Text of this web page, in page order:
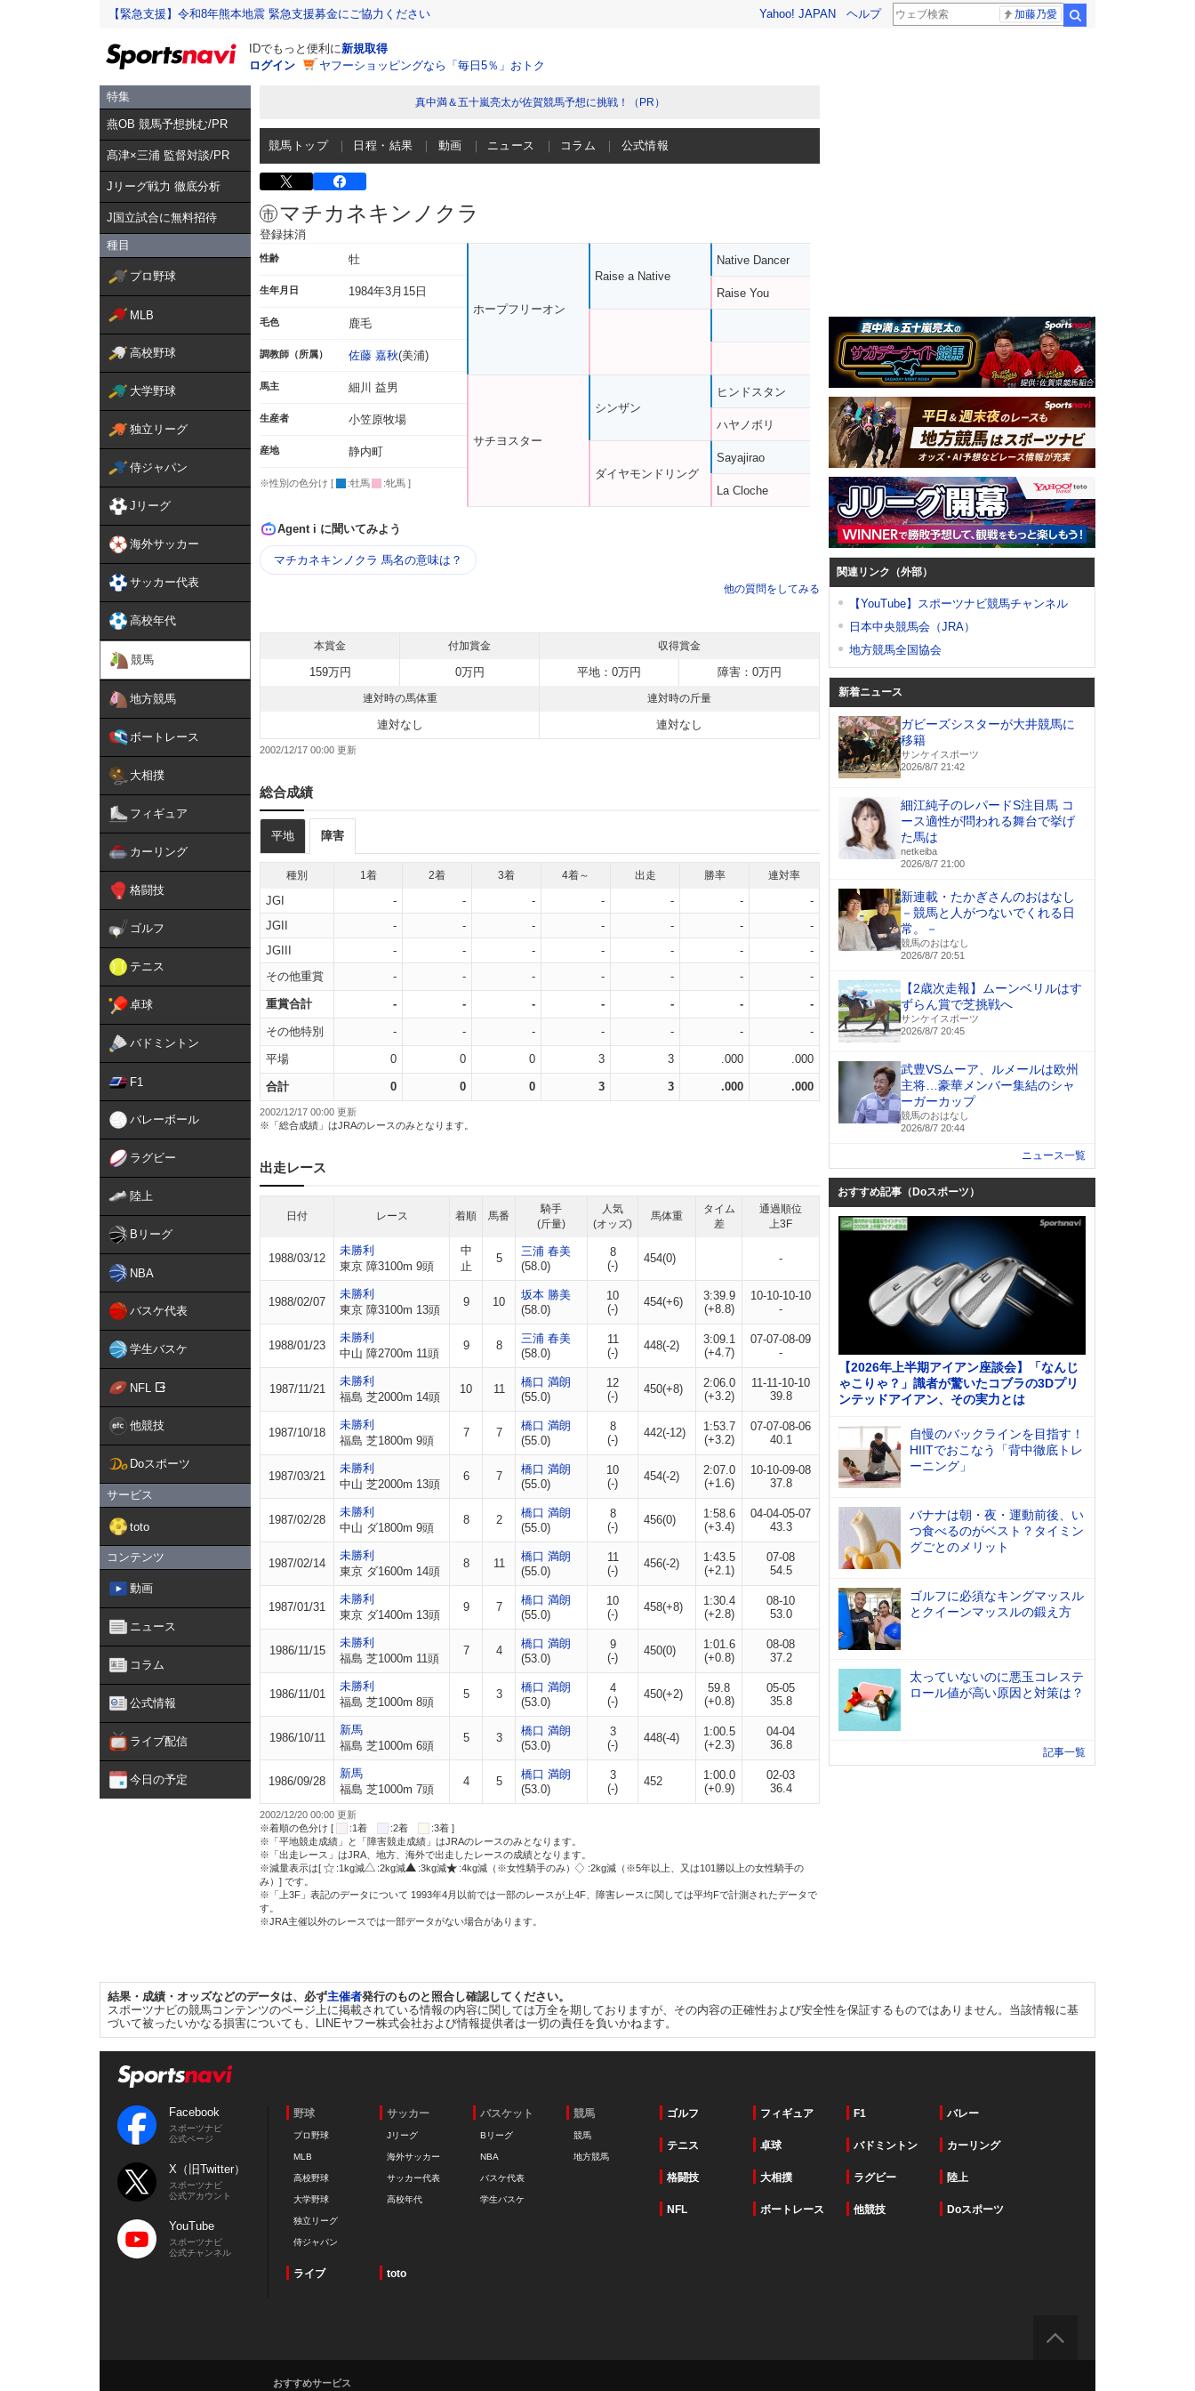
【緊急支援】令和8年熊本地震 緊急支援募金にご協力ください Yahoo! JAPAN ヘルプ 加藤乃愛
IDでもっと便利に新規取得
ログイン
ヤフーショッピングなら「毎日5％」おトク
特集
燕OB 競馬予想挑む/PR
髙津×三浦 監督対談/PR
Jリーグ戦力 徹底分析
J国立試合に無料招待
種目
プロ野球
MLB
高校野球
大学野球
独立リーグ
侍ジャパン
Jリーグ
海外サッカー
サッカー代表
高校年代
競馬
地方競馬
ボートレース
大相撲
フィギュア
カーリング
格闘技
ゴルフ
テニス
卓球
バドミントン
F1
バレーボール
ラグビー
陸上
Bリーグ
NBA
バスケ代表
学生バスケ
NFL
他競技
Doスポーツ
サービス
toto
コンテンツ
動画
ニュース
コラム
公式情報
ライブ配信
今日の予定
真中満＆五十嵐亮太が佐賀競馬予想に挑戦！（PR）
競馬トップ 日程・結果 動画 ニュース コラム 公式情報
マチカネキンノクラ
登録抹消
性齢 牡
生年月日 1984年3月15日
毛色 鹿毛
調教師（所属） 佐藤 嘉秋(美浦)
馬主 細川 益男
生産者 小笠原牧場
産地 静内町
※性別の色分け [ :牡馬 :牝馬 ]
ホープフリーオン
サチヨスター
Raise a Native
シンザン
ダイヤモンドリング
Native Dancer
Raise You
ヒンドスタン
ハヤノボリ
Sayajirao
La Cloche
Agent i に聞いてみよう
マチカネキンノクラ 馬名の意味は？
他の質問をしてみる
本賞金 付加賞金 収得賞金
159万円 0万円 平地：0万円 障害：0万円
連対時の馬体重 連対時の斤量
連対なし 連対なし
2002/12/17 00:00
総合成績
平地 障害
種別 1着 2着 3着 4着～ 出走 勝率 連対率
JGI - - - - - -
-
JGII
- - - - - -
-
JGIII
- - - - - -
-
その他重賞
- - - - - - -
重賞合計 - - - - - - -
その他特別 - - - - - - -
平場 0 0 0 3 3 .000 .000
合計 0 0 0 3 3 .000 .000
2002/12/17 00:00 更新
※「総合成績」はJRAのレースのみとなります。
出走レース
日付 レース 着順 馬番
騎手
(斤量)
人気
(オッズ)
馬体重
タイム
差
通過順位
上3F
1988/03/12
未勝利
東京 障3100m 9頭
中
止
5
三浦 春美
(58.0)
8
(-)
454(0) -
1988/02/07
未勝利
東京 障3100m 13頭
9 10
坂本 勝美
(58.0)
10
(-)
454(+6)
3:39.9
(+8.8)
10-10-10-10
-
1988/01/23
未勝利
中山 障2700m 11頭
9 8
三浦 春美
(58.0)
11
(-)
448(-2)
3:09.1
(+4.7)
07-07-08-09
-
1987/11/21
未勝利
福島 芝2000m 14頭
10 11
橋口 満朗
(55.0)
12
(-)
450(+8)
2:06.0
(+3.2)
11-11-10-10
39.8
1987/10/18
未勝利
福島 芝1800m 9頭
7 7
橋口 満朗
(55.0)
8
(-)
442(-12)
1:53.7
(+3.2)
07-07-08-06
40.1
1987/03/21
未勝利
中山 芝2000m 13頭
6 7
橋口 満朗
(55.0)
10
(-)
454(-2)
2:07.0
(+1.6)
10-10-09-08
37.8
1987/02/28
未勝利
中山 ダ1800m 9頭
8 2
橋口 満朗
(55.0)
8
(-)
456(0)
1:58.6
(+3.4)
04-04-05-07
43.3
1987/02/14
未勝利
東京 ダ1600m 14頭
8 11
橋口 満朗
(55.0)
11
(-)
456(-2)
1:43.5
(+2.1)
07-08
54.5
1987/01/31
未勝利
東京 ダ1400m 13頭
9 7
橋口 満朗
(55.0)
10
(-)
458(+8)
1:30.4
(+2.8)
08-10
53.0
1986/11/15
未勝利
福島 芝1000m 11頭
7 4
橋口 満朗
(53.0)
9
(-)
450(0)
1:01.6
(+0.8)
08-08
37.2
1986/11/01
未勝利
福島 芝1000m 8頭
5 3
橋口 満朗
(53.0)
4
(-)
450(+2)
59.8
(+0.8)
05-05
35.8
1986/10/11
新馬
福島 芝1000m 6頭
5 3
橋口 満朗
(53.0)
3
(-)
448(-4)
1:00.5
(+2.3)
04-04
36.8
1986/09/28
新馬
福島 芝1000m 7頭
4 5
橋口 満朗
(53.0)
3
(-)
452
1:00.0
(+0.9)
02-03
36.4
2002/12/20 00:00 更新
※着順の色分け [
:1着 :2着
:3着 ]
※「平地競走成績」と「障害競走成績」はJRAのレースのみとなります。
※「出走レース」はJRA、地方、海外で出走したレースの成績となります。
※減量表示は[
:1kg減 :2kg減 :3kg減 :4kg減（※女性騎手のみ）
:2kg減（※5年以上、又は101勝以上の女性騎手の
み）] です。
※「上3F」表記のデータについて 1993年4月以前では一部のレースが上4F、障害レースに関しては平均Fで計測されたデータで
す。
※JRA主催以外のレースでは一部データがない場合があります。
関連リンク（外部）
【YouTube】スポーツナビ競馬チャンネル
日本中央競馬会（JRA）
地方競馬全国協会
新着ニュース
ガビーズシスターが大井競馬に
移籍
サンケイスポーツ
2026/8/7 21:42
細江純子のレパードS注目馬 コ
ース適性が問われる舞台で挙げ
た馬は
netkeiba
2026/8/7 21:00
新連載・たかぎさんのおはなし
－競馬と人がつないでくれる日
常。－
競馬のおはなし
2026/8/7 20:51
【2歳次走報】ムーンベリルはす
ずらん賞で芝挑戦へ
サンケイスポーツ
2026/8/7 20:45
武豊VSムーア、ルメールは欧州
主将…豪華メンバー集結のシャ
ーガーカップ
競馬のおはなし
2026/8/7 20:44
ニュース一覧
おすすめ記事（Doスポーツ）
【2026年上半期アイアン座談会】「なんじ
ゃこりゃ？」識者が驚いたコブラの3Dプリ
ンテッドアイアン、その実力とは
自慢のバックラインを目指す！
HIITでおこなう「背中徹底トレ
ーニング」
バナナは朝・夜・運動前後、い
つ食べるのがベスト？タイミン
グごとのメリット
ゴルフに必須なキングマッスル
とクイーンマッスルの鍛え方
太っていないのに悪玉コレステ
ロール値が高い原因と対策は？
記事一覧
結果・成績・オッズなどのデータは、必ず主催者発行のものと照合し確認してください。
スポーツナビの競馬コンテンツのページ上に掲載されている情報の内容に関しては万全を期しておりますが、その内容の正確性および安全性を保証するものではありません。当該情報に基
づいて被ったいかなる損害についても、LINEヤフー株式会社および情報提供者は一切の責任を負いかねます。
Facebook
スポーツナビ
公式ページ
X（旧Twitter）
スポーツナビ
公式アカウント
YouTube
スポーツナビ
公式チャンネル
野球
プロ野球
MLB
高校野球
大学野球
独立リーグ
侍ジャパン
サッカー
Jリーグ
海外サッカー
サッカー代表
高校年代
バスケット
Bリーグ
NBA
バスケ代表
学生バスケ
競馬
競馬
地方競馬
ゴルフ フィギュア F1 バレー
テニス 卓球 バドミントン カーリング
格闘技 大相撲 ラグビー 陸上
NFL ボートレース 他競技 Doスポーツ
ライブ toto
おすすめサービス